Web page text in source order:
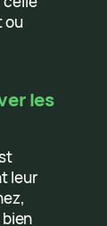
ou
les
leur